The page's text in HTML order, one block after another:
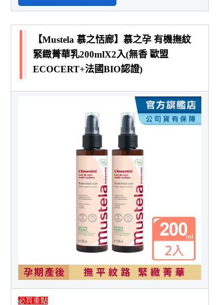
【Mustela 慕之恬廊】慕之孕 有機撫紋
緊緻菁華乳200mlX2入(無香 歐盟
ECOCERT+法國BIO認證)
必買重點